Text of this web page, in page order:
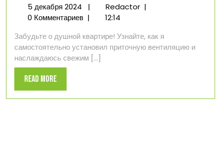
5 декабря 20245
декабря
| RedactorМой
приточной
вентиляции
|
0 Комментариев |
12:14
Забудьте о душной квартире! Узнайте, как я
самостоятельно установил приточную вентиляцию и
наслаждаюсь свежим [...]
Read MoreRead
More